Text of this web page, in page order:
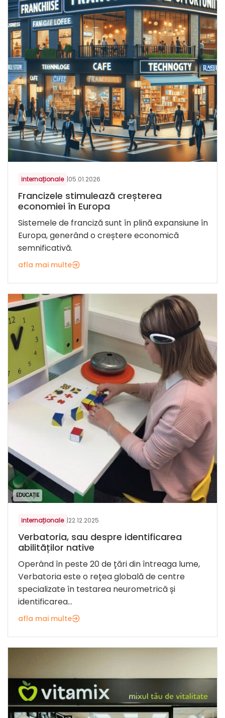
internaționale |05.01.2026
Francizele stimulează creșterea
economiei în Europa
Sistemele de franciză sunt în plină expansiune în
Europa, generând o creștere economică
semnificativă.
afla mai multe
EDUCAȚIE
internaționale |22.12.2025
Verbatoria, sau despre identificarea
abilităților native
Operând în peste 20 de țări din întreaga lume,
Verbatoria este o rețea globală de centre
specializate în testarea neurometrică și
identificarea...
afla mai multe